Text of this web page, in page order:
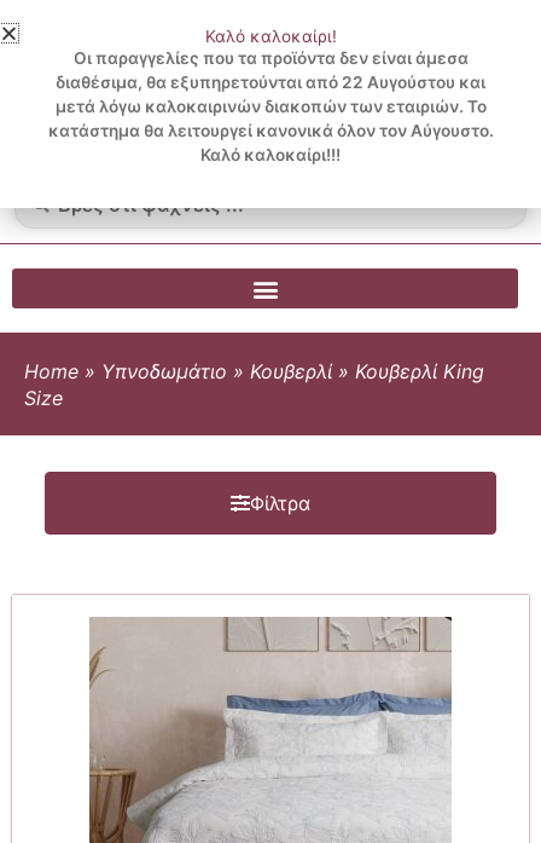
στο
περιεχόμενο
3 ΔΟΣΕΙΣ ΧΩΡΙΣ ΠΙΣΤΩΤΙΚΗ ΜΕ KLARNA
...
Λογαριασμός
Blog
0.00€
0
Cart
Home » Υπνοδωμάτιο » Κουβερλί» Κουβερλί King
Size
Φίλτρα
Καλό καλοκαίρι!
Οι παραγγελίες που τα προϊόντα δεν είναι άμεσα
διαθέσιμα, θα εξυπηρετούνται από 22 Αυγούστου και
μετά λόγω καλοκαιρινών διακοπών των εταιριών. Το
κατάστημα θα λειτουργεί κανονικά όλον τον Αύγουστο.
Καλό καλοκαίρι!!!